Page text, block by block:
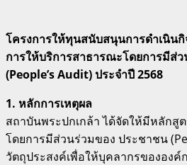
โครงการให้ทุนสนับสนุนการดำเนิน
การให้บริการสาธารณะโดยการมีส่
(People’s Audit) ประจำปี 2568
1. หลักการเหตุผล
สถาบันพระปกเกล้า ได้จัดให้มีหลักสู
โดยการมีส่วนร่วมของ ประชาชน
วัตถุประสงค์เพื่อให้บุคลากรขององค์